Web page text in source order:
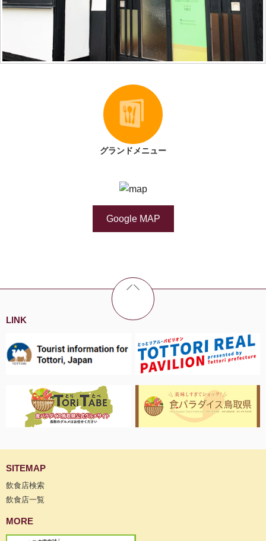
グランドメニュー
Google MAP
LINK
SITEMAP
飲食店検索
飲食店一覧
MORE